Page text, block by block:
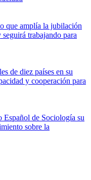
que amplía la jubilación
trabajando para
de diez países en su
y cooperación para
de Sociología su
sobre la